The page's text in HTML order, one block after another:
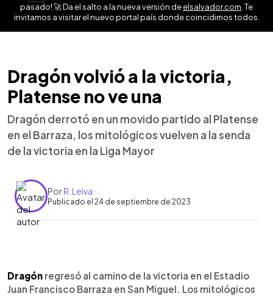
pasado! 🚀 Da el salto a la nueva versión deelsalvador.com . Te
invitamos a visitar el nuevo portal país donde coincidimos todos.
Dragón volvió a la victoria,
Platense no ve una
Dragón derrotó en un movido partido al Platense
en el Barraza, los mitológicos vuelven a la senda
de la victoria en la Liga Mayor
PorR. Leiva
Publicado el 24 de septiembre de 2023
Escuchar artículo
Dragón regresó al camino de la victoria en el Estadio
Juan Francisco Barraza en San Miguel. Los mitológicos